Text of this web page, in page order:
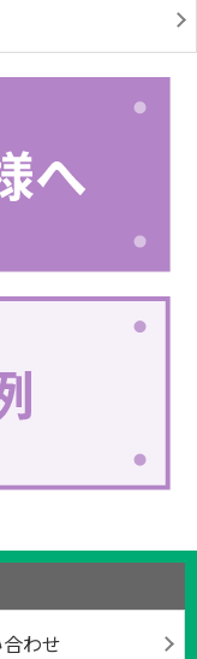
わせ